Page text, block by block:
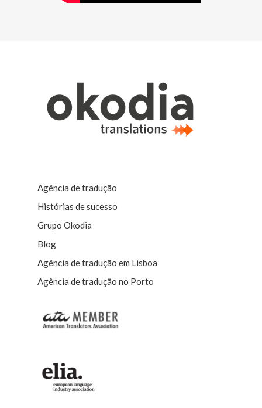
Agência de tradução
Histórias de sucesso
Grupo Okodia
Blog
Agência de tradução em Lisboa
Agência de tradução no Porto